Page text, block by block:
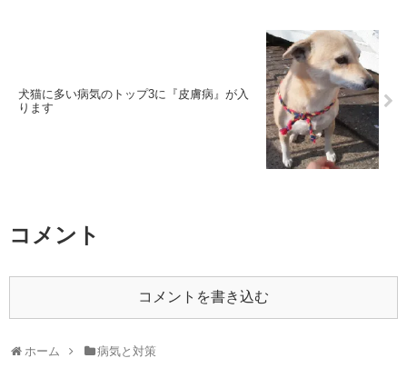
犬猫に多い病気のトップ3に『皮膚病』が入
ります
コメント
コメントを書き込む
ホーム 病気と対策